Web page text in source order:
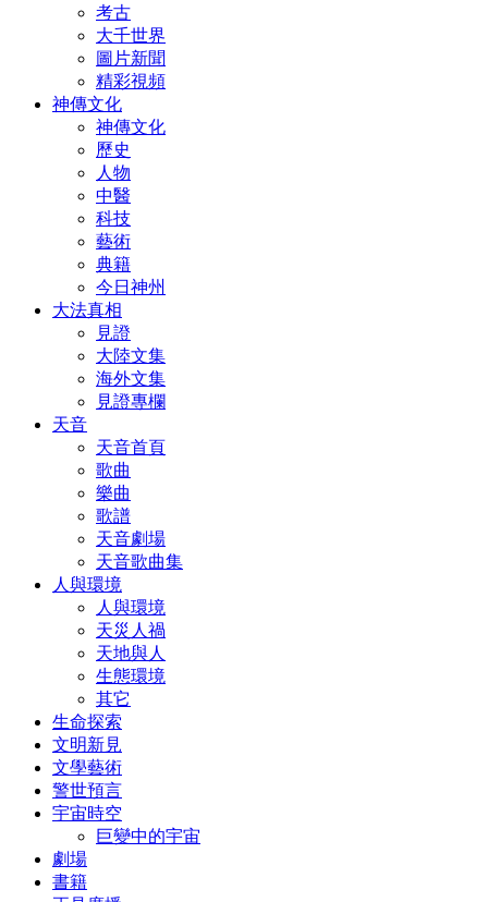
考古
大千世界
圖片新聞
精彩視頻
神傳文化
神傳文化
歷史
人物
中醫
科技
藝術
典籍
今日神州
大法真相
見證
大陸文集
海外文集
見證專欄
天音
天音首頁
歌曲
樂曲
歌譜
天音劇場
天音歌曲集
人與環境
人與環境
天災人禍
天地與人
生態環境
其它
生命探索
文明新見
文學藝術
警世預言
宇宙時空
巨變中的宇宙
劇場
書籍